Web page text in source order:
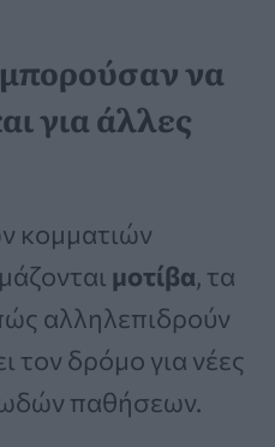
να
για άλλες
κομματιών
μοτίβα, τα
αλληλεπιδρούν
τον δρόμο για νέες
παθήσεων.